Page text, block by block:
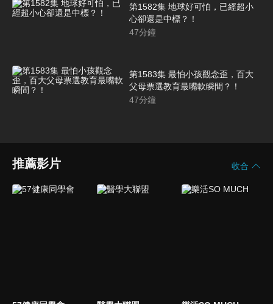
第1582集 地球好可怕，已經超小
心卻還是中標？！
47分鐘
第1583集 最怕小孩觀念歪，百大
父母票選教育最嘴軟瞬間？！
47分鐘
推薦影片 收合